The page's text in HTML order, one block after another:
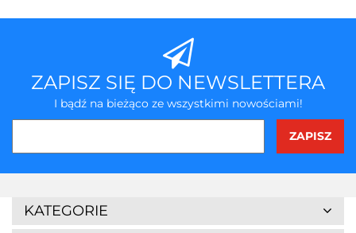
ZAPISZ SIĘ DO NEWSLETTERA
I bądź na bieżąco ze wszystkimi nowościami!
KATEGORIE